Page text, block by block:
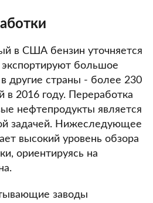
в США бензин уточняется
большое
другие страны - более 230
в 2016 году. Переработка
нефтепродукты является
задачей. Нижеследующее
высокий уровень обзора
ориентируясь на
заводы